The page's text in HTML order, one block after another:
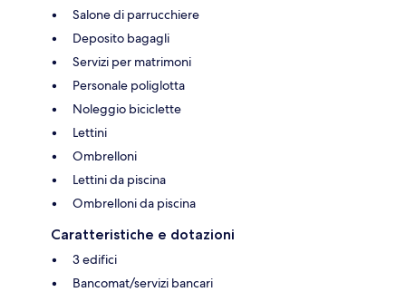
Salone di parrucchiere
Deposito bagagli
Servizi per matrimoni
Personale poliglotta
Noleggio biciclette
Lettini
Ombrelloni
Lettini da piscina
Ombrelloni da piscina
Caratteristiche e dotazioni
3 edifici
Bancomat/servizi bancari